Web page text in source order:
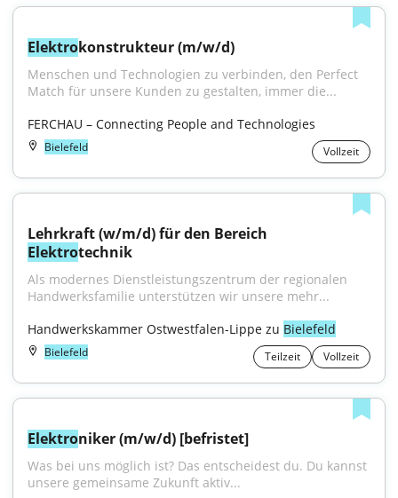
Elektrokonstrukteur (m/w/d)
Menschen und Technologien zu verbinden, den Perfect
Match für unsere Kunden zu gestalten, immer die...
FERCHAU – Connecting People and Technologies
Bielefeld Vollzeit
Elektrotechnik
Als modernes Dienstleistungszentrum der regionalen
Handwerksfamilie unterstützen wir unsere mehr...
Handwerkskammer Ostwestfalen-Lippe zu Bielefeld
Bielefeld Teilzeit Vollzeit
Elektroniker (m/w/d) [befristet]
Was bei uns möglich ist? Das entscheidest du. Du kannst
unsere gemeinsame Zukunft aktiv...